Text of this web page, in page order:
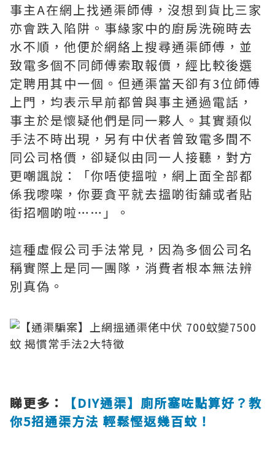
事主A在網上找通渠師傅，沒想到貨比三家
亦會跌入陷阱。事緣家中的廚房洗碗時去
水不順，他便於網絡上搜尋通渠師傅，並
致電多個不同師傅索取報價，經比較後選
定聘用其中一個。但通渠當天卻有3位師傅
上門，均表示早前都曾與事主通過電話，
事主於是懷疑他們是同一夥人。其實類似
手法不時出現，另有中伏者曾致電多間不
同公司格價，卻疑似由同一人接聽，對方
更嘲諷說：「你唔使搵啦，網上面全部都
係我嚟㗎，你要貪平就去搵啲街舖或者貼
街招嗰啲啦……」。
這種虛假公司手法常見，因為多個公司名
稱實際上是同一團隊，消費者根本無法辨
別真偽。
睇更多：
【DIY通渠】廁所塞咗點算好？教
你5招通渠方法 輕鬆慳返幾百蚊！